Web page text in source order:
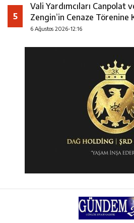
5
Vali Yardımcıları Canpolat
Zengin’in Cenaze Törenine
6 Ağustos 2026-12:16